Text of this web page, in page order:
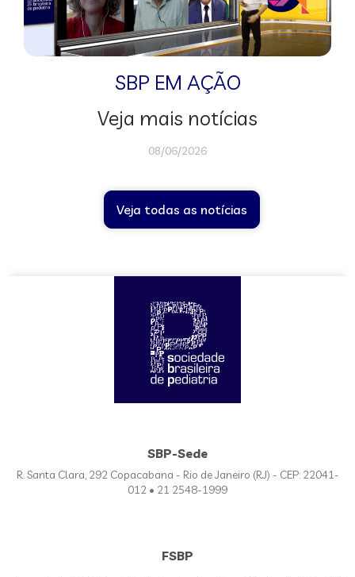
SBP EM AÇÃO
Veja mais notícias
08/06/2026
Veja todas as notícias
SBP-Sede
R. Santa Clara, 292 Copacabana - Rio de Janeiro (RJ) - CEP: 22041-
012 • 21 2548-1999
FSBP